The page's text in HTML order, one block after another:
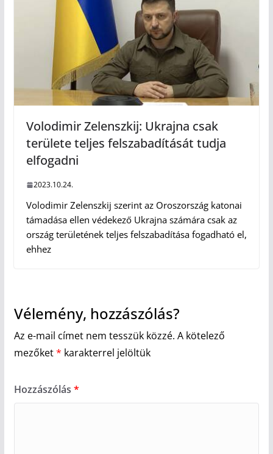
Volodimir Zelenszkij: Ukrajna csak
területe teljes felszabadítását tudja
elfogadni
2023.10.24.
Volodimir Zelenszkij szerint az Oroszország katonai
támadása ellen védekező Ukrajna számára csak az
ország területének teljes felszabadítása fogadható el,
ehhez
Vélemény, hozzászólás?
Az e-mail címet nem tesszük közzé. A kötelező
mezőket* karakterrel jelöltük
Hozzászólás *